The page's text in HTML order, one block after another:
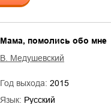
Мама, помолись обо мне
В. Медушевский
Год выхода: 2015
Язык: Русский